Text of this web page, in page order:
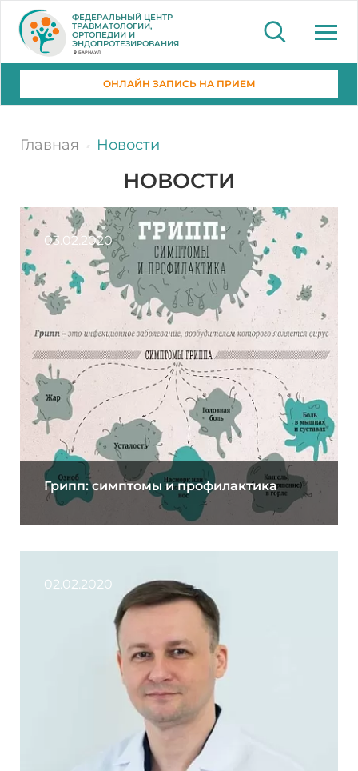
ФЕДЕРАЛЬНЫЙ ЦЕНТР
ТРАВМАТОЛОГИИ,
ОРТОПЕДИИ И
ЭНДОПРОТЕЗИРОВАНИЯ
БАРНАУЛ
ОНЛАЙН ЗАПИСЬ НА ПРИЕМ
Главная Новости
НОВОСТИ
03.02.2020
Грипп: симптомы и профилактика
02.02.2020